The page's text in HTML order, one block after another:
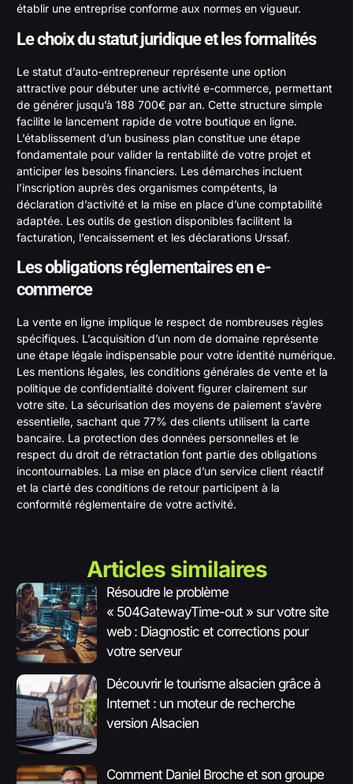
établir une entreprise conforme aux normes en vigueur.
Le choix du statut juridique et les formalités
Le statut d’auto-entrepreneur représente une option
attractive pour débuter une activité e-commerce, permettant
de générer jusqu’à 188 700€ par an. Cette structure simple
facilite le lancement rapide de votre boutique en ligne.
L’établissement d’un business plan constitue une étape
fondamentale pour valider la rentabilité de votre projet et
anticiper les besoins financiers. Les démarches incluent
l’inscription auprès des organismes compétents, la
déclaration d’activité et la mise en place d’une comptabilité
adaptée. Les outils de gestion disponibles facilitent la
facturation, l’encaissement et les déclarations Urssaf.
Les obligations réglementaires en e-
commerce
La vente en ligne implique le respect de nombreuses règles
spécifiques. L’acquisition d’un nom de domaine représente
une étape légale indispensable pour votre identité numérique.
Les mentions légales, les conditions générales de vente et la
politique de confidentialité doivent figurer clairement sur
votre site. La sécurisation des moyens de paiement s’avère
essentielle, sachant que 77% des clients utilisent la carte
bancaire. La protection des données personnelles et le
respect du droit de rétractation font partie des obligations
incontournables. La mise en place d’un service client réactif
et la clarté des conditions de retour participent à la
conformité réglementaire de votre activité.
Articles similaires
Résoudre le problème
« 504GatewayTime-out » sur votre site
web : Diagnostic et corrections pour
votre serveur
Découvrir le tourisme alsacien grâce à
Internet : un moteur de recherche
version Alsacien
Comment Daniel Broche et son groupe